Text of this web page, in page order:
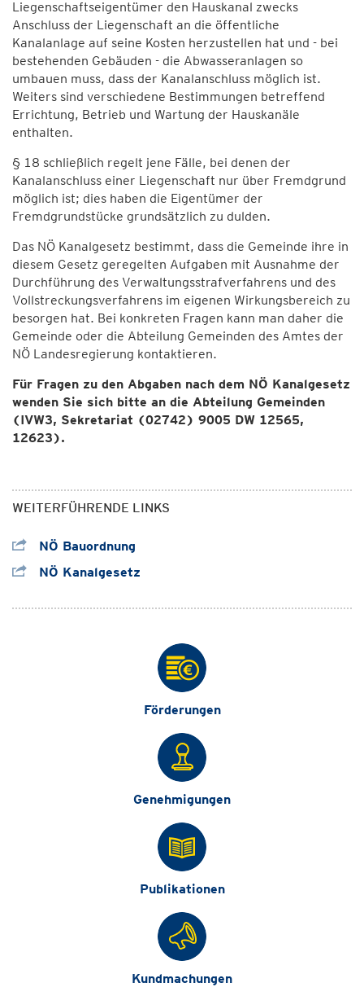
Liegenschaftseigentümer den Hauskanal zwecks
Anschluss der Liegenschaft an die öffentliche
Kanalanlage auf seine Kosten herzustellen hat und - bei
bestehenden Gebäuden - die Abwasseranlagen so
umbauen muss, dass der Kanalanschluss möglich ist.
Weiters sind verschiedene Bestimmungen betreffend
Errichtung, Betrieb und Wartung der Hauskanäle
enthalten.
§ 18 schließlich regelt jene Fälle, bei denen der
Kanalanschluss einer Liegenschaft nur über Fremdgrund
möglich ist; dies haben die Eigentümer der
Fremdgrundstücke grundsätzlich zu dulden.
Das NÖ Kanalgesetz bestimmt, dass die Gemeinde ihre in
diesem Gesetz geregelten Aufgaben mit Ausnahme der
Durchführung des Verwaltungsstrafverfahrens und des
Vollstreckungsverfahrens im eigenen Wirkungsbereich zu
besorgen hat. Bei konkreten Fragen kann man daher die
Gemeinde oder die Abteilung Gemeinden des Amtes der
NÖ Landesregierung kontaktieren.
Für Fragen zu den Abgaben nach dem NÖ Kanalgesetz
wenden Sie sich bitte an die Abteilung Gemeinden
(IVW3, Sekretariat (02742) 9005 DW 12565,
12623).
WEITERFÜHRENDE LINKS
NÖ Bauordnung
NÖ Kanalgesetz
Förderungen
Genehmigungen
Publikationen
Kundmachungen